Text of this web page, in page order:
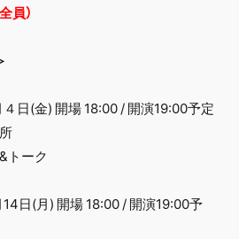
員）
４日(金) 開場 18:00 / 開演19:00予定
トーク
14日(月) 開場 18:00 / 開演19:00予